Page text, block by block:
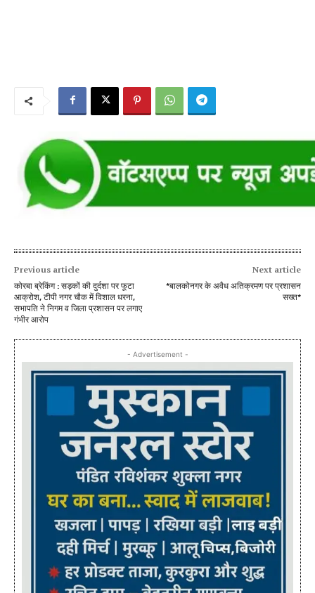
Previous article
कोरबा ब्रेकिंग : सड़कों की दुर्दशा पर फूटा
आक्रोश, टीपी नगर चौक में विशाल धरना,
सभापति ने निगम व जिला प्रशासन पर लगाए
गंभीर आरोप
Next article
*बालकोनगर के अवैध अतिक्रमण पर प्रशासन
सख्त*
- Advertisement -